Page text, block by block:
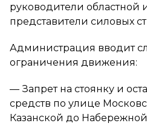
руководители областной
представители силовых
Администрация вводит
ограничения движения:
— Запрет на стоянку и
средств по улице
Казанской до